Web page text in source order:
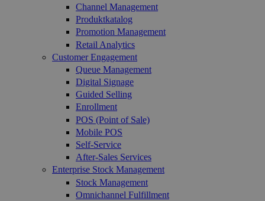
Channel Management
Produktkatalog
Promotion Management
Retail Analytics
Customer Engagement
Queue Management
Digital Signage
Guided Selling
Enrollment
POS (Point of Sale)
Mobile POS
Self-Service
After-Sales Services
Enterprise Stock Management
Stock Management
Omnichannel Fulfillment